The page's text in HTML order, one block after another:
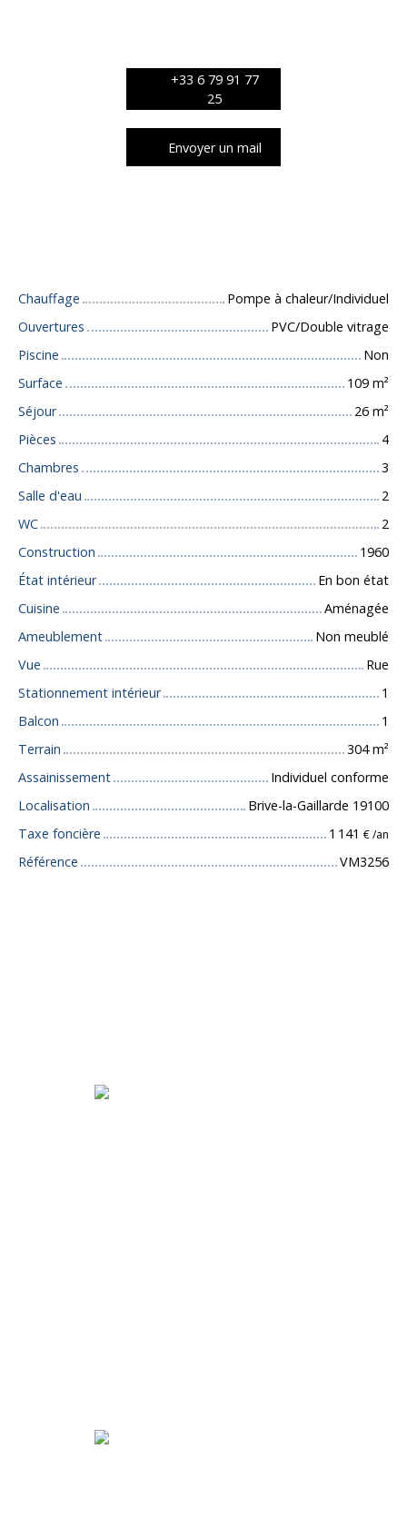
+33 6 79 91 77
25
Envoyer un mail
Chauffage
Pompe à chaleur/Individuel
Ouvertures
PVC/Double vitrage
Piscine
Non
Surface
109 m²
Séjour
26 m²
Pièces
4
Chambres
3
Salle d'eau
2
WC
2
Construction
1960
État intérieur
En bon état
Cuisine
Aménagée
Ameublement
Non meublé
Vue
Rue
Stationnement intérieur
1
Balcon
1
Terrain
304m²
Assainissement
Individuel conforme
Localisation
Brive-la-Gaillarde 19100
Taxe foncière
1 141 € /an
Référence VM3256